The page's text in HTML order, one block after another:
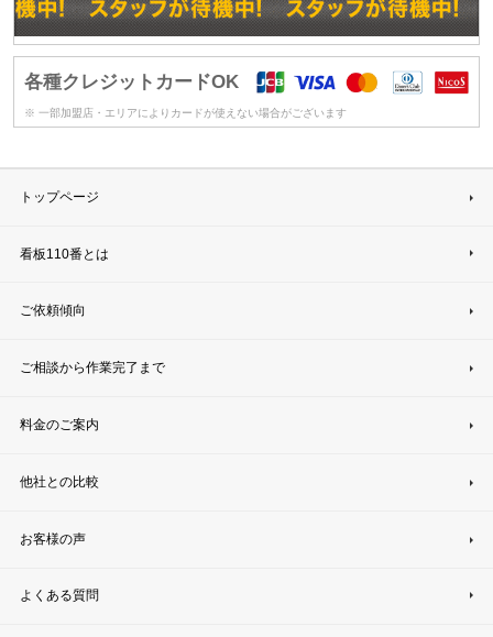
各種クレジットカードOK
※ 一部加盟店・エリアによりカードが使えない場合がございます
トップページ
看板110番とは
ご依頼傾向
ご相談から作業完了まで
料金のご案内
他社との比較
お客様の声
よくある質問